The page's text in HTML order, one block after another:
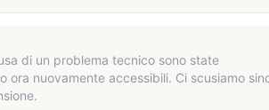
di un problema tecnico sono state
nuovamente accessibili. Ci scusiamo